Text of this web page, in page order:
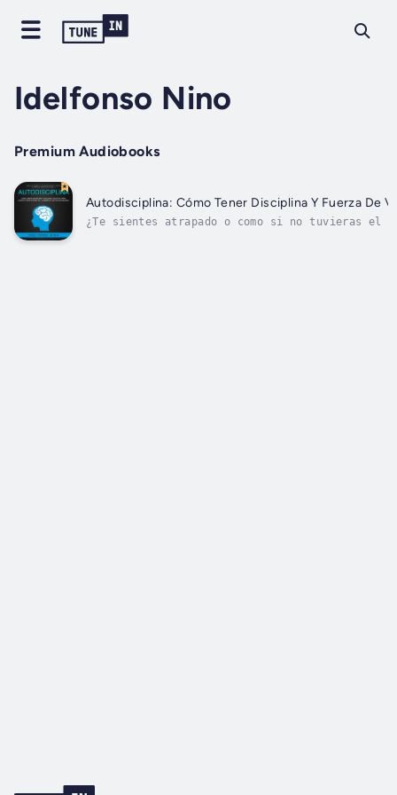
Idelfonso Nino
Premium Audiobooks
Autodisciplina: Cómo Tener Disciplina Y Fuerza De
¿Te sientes atrapado o como si no tuvieras el